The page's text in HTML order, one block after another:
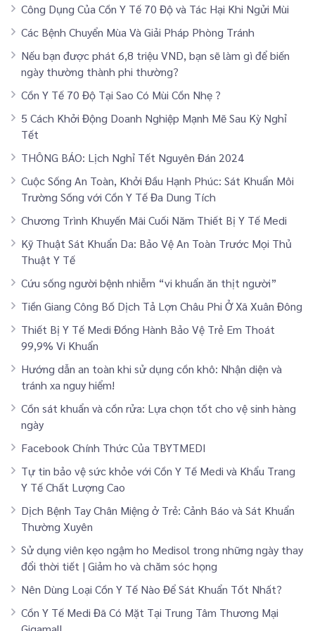
Công Dụng Của Cồn Y Tế 70 Độ và Tác Hại Khi Ngửi Mùi
Các Bệnh Chuyển Mùa Và Giải Pháp Phòng Tránh
Nếu bạn được phát 6,8 triệu VND, bạn sẽ làm gì để biến
ngày thường thành phi thường?
Cồn Y Tế 70 Độ Tại Sao Có Mùi Cồn Nhẹ ?
5 Cách Khởi Động Doanh Nghiệp Mạnh Mẽ Sau Kỳ Nghỉ
Tết
THÔNG BÁO: Lịch Nghỉ Tết Nguyên Đán 2024
Cuộc Sống An Toàn, Khởi Đầu Hạnh Phúc: Sát Khuẩn Môi
Trường Sống với Cồn Y Tế Đa Dung Tích
Chương Trình Khuyến Mãi Cuối Năm Thiết Bị Y Tế Medi
Kỹ Thuật Sát Khuẩn Da: Bảo Vệ An Toàn Trước Mọi Thủ
Thuật Y Tế
Cứu sống người bệnh nhiễm “vi khuẩn ăn thịt người”
Tiền Giang Công Bố Dịch Tả Lợn Châu Phi Ở Xã Xuân Đông
Thiết Bị Y Tế Medi Đồng Hành Bảo Vệ Trẻ Em Thoát
99,9% Vi Khuẩn
Hướng dẫn an toàn khi sử dụng cồn khô: Nhận diện và
tránh xa nguy hiểm!
Cồn sát khuẩn và cồn rửa: Lựa chọn tốt cho vệ sinh hàng
ngày
Facebook Chính Thức Của TBYTMEDI
Tự tin bảo vệ sức khỏe với Cồn Y Tế Medi và Khẩu Trang
Y Tế Chất Lượng Cao
Dịch Bệnh Tay Chân Miệng ở Trẻ: Cảnh Báo và Sát Khuẩn
Thường Xuyên
Sử dụng viên kẹo ngậm ho Medisol trong những ngày thay
đổi thời tiết | Giảm ho và chăm sóc họng
Nên Dùng Loại Cồn Y Tế Nào Để Sát Khuẩn Tốt Nhất?
Cồn Y Tế Medi Đã Có Mặt Tại Trung Tâm Thương Mại